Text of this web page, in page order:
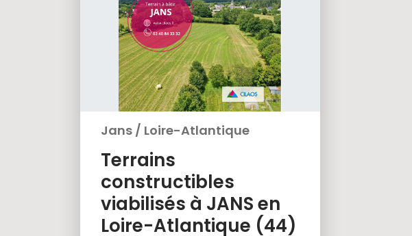
Jans / Loire-Atlantique
Terrains
constructibles
viabilisés à JANS en
Loire-Atlantique (44)